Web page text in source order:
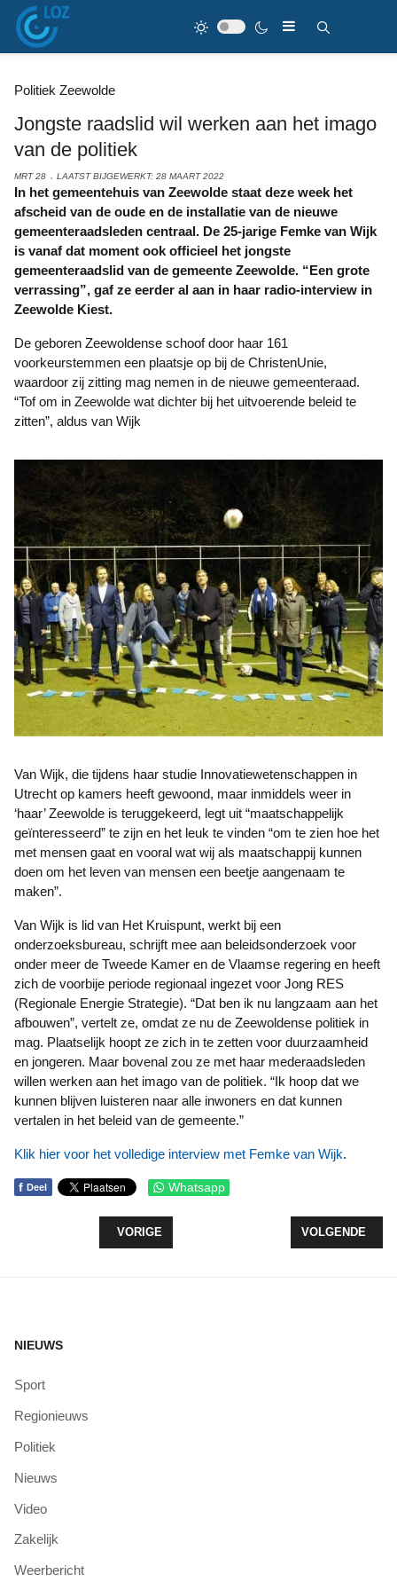
Politiek Zeewolde
Jongste raadslid wil werken aan het imago
van de politiek
MRT 28 LAATST BIJGEWERKT: 28 MAART 2022
In het gemeentehuis van Zeewolde staat deze week het
afscheid van de oude en de installatie van de nieuwe
gemeenteraadsleden centraal. De 25-jarige Femke van Wijk
is vanaf dat moment ook officieel het jongste
gemeenteraadslid van de gemeente Zeewolde. “Een grote
verrassing”, gaf ze eerder al aan in haar radio-interview in
Zeewolde Kiest.
De geboren Zeewoldense schoof door haar 161
voorkeurstemmen een plaatsje op bij de ChristenUnie,
waardoor zij zitting mag nemen in de nieuwe gemeenteraad.
“Tof om in Zeewolde wat dichter bij het uitvoerende beleid te
zitten”, aldus van Wijk
Van Wijk, die tijdens haar studie Innovatiewetenschappen in
Utrecht op kamers heeft gewoond, maar inmiddels weer in
‘haar’ Zeewolde is teruggekeerd, legt uit “maatschappelijk
geïnteresseerd” te zijn en het leuk te vinden “om te zien hoe het
met mensen gaat en vooral wat wij als maatschappij kunnen
doen om het leven van mensen een beetje aangenaam te
maken”.
Van Wijk is lid van Het Kruispunt, werkt bij een
onderzoeksbureau, schrijft mee aan beleidsonderzoek voor
onder meer de Tweede Kamer en de Vlaamse regering en heeft
zich de voorbije periode regionaal ingezet voor Jong RES
(Regionale Energie Strategie). “Dat ben ik nu langzaam aan het
afbouwen”, vertelt ze, omdat ze nu de Zeewoldense politiek in
mag. Plaatselijk hoopt ze zich in te zetten voor duurzaamheid
en jongeren. Maar bovenal zou ze met haar mederaadsleden
willen werken aan het imago van de politiek. “Ik hoop dat we
kunnen blijven luisteren naar alle inwoners en dat kunnen
vertalen in het beleid van de gemeente.”
Klik hier voor het volledige interview met Femke van Wijk.
f Deel Whatsapp
VORIG ARTIKEL: WORTMAN KAN NU ZIJN
VORIGE VOLGENDE
VOLGENDE
NIEUWS
Sport
Regionieuws
Politiek
Nieuws
Video
Zakelijk
Weerbericht